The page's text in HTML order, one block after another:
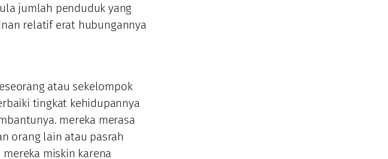
jumlah penduduk yang
relatif erat hubungannya
atau sekelompok
tingkat kehidupannya
mereka merasa
orang lain atau pasrah
miskin karena